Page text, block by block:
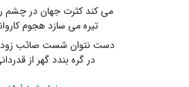
می کند کثرت جهان در چشم
تیره می سازد هجوم
دست نتوان شست صائب زود
در گره بندد گهر از